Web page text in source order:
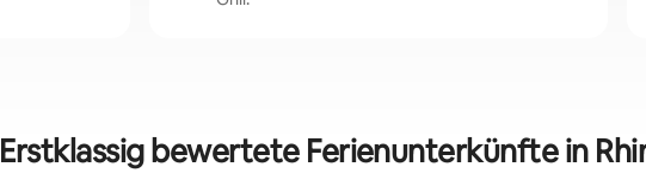
Erstklassig bewertete Ferienunterkünfte in